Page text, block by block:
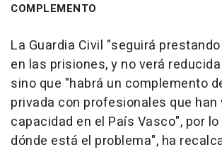
COMPLEMENTO
La Guardia Civil "seguirá
en las prisiones, y no verá
sino que "habrá un complemento
privada con profesionales que han
capacidad en el País Vasco", por
dónde está el problema", ha